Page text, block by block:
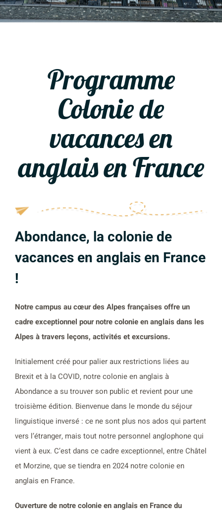
Programme
Colonie de
vacances en
anglais en France
Abondance, la colonie de
vacances en anglais en France
!
Notre campus au cœur des Alpes françaises offre un
cadre exceptionnel pour notre colonie en anglais dans les
Alpes à travers leçons, activités et excursions.
Initialement créé pour palier aux restrictions liées au
Brexit et à la COVID, notre colonie en anglais à
Abondance a su trouver son public et revient pour une
troisième édition. Bienvenue dans le monde du séjour
linguistique inversé : ce ne sont plus nos ados qui partent
vers l’étranger, mais tout notre personnel anglophone qui
vient à eux. C’est dans ce cadre exceptionnel, entre Châtel
et Morzine, que se tiendra en 2024 notre colonie en
anglais en France.
Ouverture de notre colonie en anglais en France du